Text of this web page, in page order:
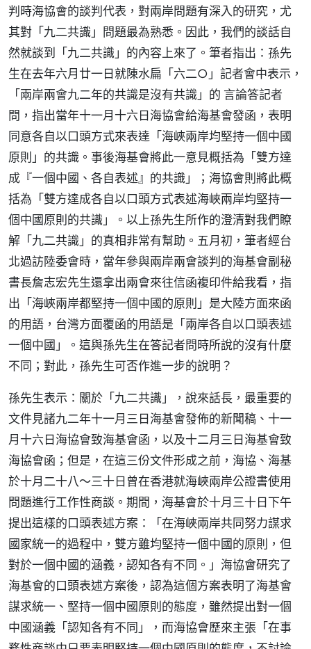
判時海協會的談判代表，對兩岸問題有深入的研究，尤
其對「九二共識」問題最為熟悉。因此，我們的談話自
然就談到「九二共識」的內容上來了。筆者指出：孫先
生在去年六月廿一日就陳水扁「六二○」記者會中表示，
「兩岸兩會九二年的共識是沒有共識」的 言論答記者
問，指出當年十一月十六日海協會給海基會發函，表明
同意各自以口頭方式來表達「海峽兩岸均堅持一個中國
原則」的共識。事後海基會將此一意見概括為「雙方達
成『一個中國、各自表述』的共識」；海協會則將此概
括為「雙方達成各自以口頭方式表述海峽兩岸均堅持一
個中國原則的共識」。以上孫先生所作的澄清對我們瞭
解「九二共識」的真相非常有幫助。五月初，筆者經台
北過訪陸委會時，當年參與兩岸兩會談判的海基會副秘
書長詹志宏先生還拿出兩會來往信函複印件給我看，指
出「海峽兩岸都堅持一個中國的原則」是大陸方面來函
的用語，台灣方面覆函的用語是「兩岸各自以口頭表述
一個中國」。這與孫先生在答記者問時所說的沒有什麼
不同；對此，孫先生可否作進一步的說明？
孫先生表示：關於「九二共識」，說來話長，最重要的
文件見諸九二年十一月三日海基會發佈的新聞稿、十一
月十六日海協會致海基會函，以及十二月三日海基會致
海協會函；但是，在這三份文件形成之前，海協、海基
於十月二十八～三十日曾在香港就海峽兩岸公證書使用
問題進行工作性商談。期間，海基會於十月三十日下午
提出這樣的口頭表述方案：「在海峽兩岸共同努力謀求
國家統一的過程中，雙方雖均堅持一個中國的原則，但
對於一個中國的涵義，認知各有不同。」海協會研究了
海基會的口頭表述方案後，認為這個方案表明了海基會
謀求統一、堅持一個中國原則的態度，雖然提出對一個
中國涵義「認知各有不同」，而海協會歷來主張「在事